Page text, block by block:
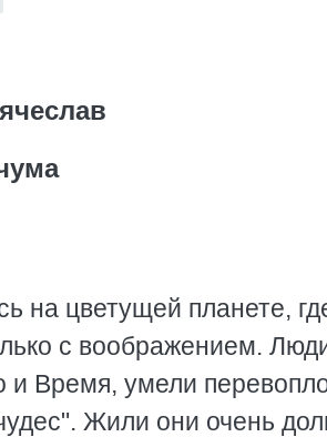
на цветущей планете,
с воображением.
и Время, умели
Жили они очень